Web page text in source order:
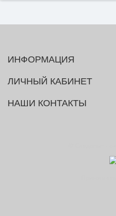
ИНФОРМАЦИЯ
ЛИЧНЫЙ КАБИНЕТ
НАШИ КОНТАКТЫ